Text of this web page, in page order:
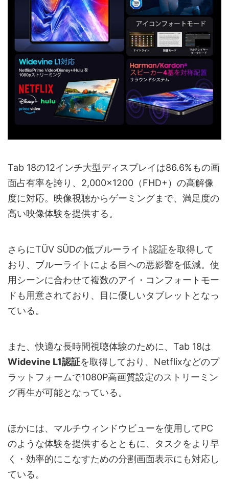
Tab 18の12インチ大型ディスプレイは86.6%もの画
面占有率を誇り、2,000×1200（FHD+）の高解像
度に対応。映像視聴からゲーミングまで、満足度の
高い映像体験を提供する。
さらにTÜV SÜDの低ブルーライト認証を取得して
おり、ブルーライトによる目への悪影響を低減。使
用シーンに合わせて複数のアイ・コンフォートモー
ドも用意されており、目に優しいタブレットとなっ
ている。
また、快適な長時間視聴体験のために、Tab 18は
Widevine L1認証を取得しており、Netflixなどのプ
ラットフォームで1080P高画質設定のストリーミン
グ再生が可能となっている。
ほかには、マルチウィンドウビューを使用してPC
のような体験を提供するとともに、タスクをより早
く・効率的にこなすための分割画面表示にも対応し
ている。